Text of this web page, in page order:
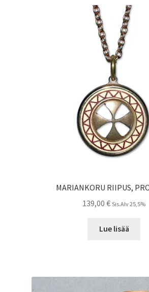
MARIANKORU RIIPUS,
139,00 € Sis.Alv 25,5%
Lue lisää